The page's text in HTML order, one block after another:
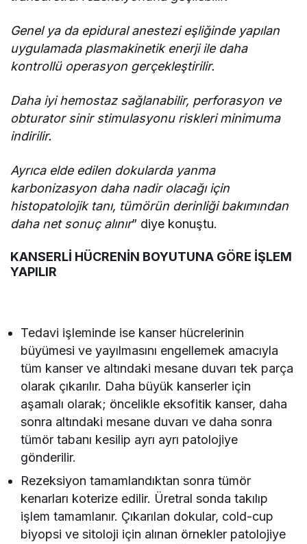
Genel ya da epidural anestezi eşliğinde yapılan
uygulamada plasmakinetik enerji ile daha
kontrollü operasyon gerçekleştirilir.
Daha iyi hemostaz sağlanabilir, perforasyon ve
obturator sinir stimulasyonu riskleri minimuma
indirilir.
Ayrıca elde edilen dokularda yanma
karbonizasyon daha nadir olacağı için
histopatolojik tanı, tümörün derinliği bakımından
daha net sonuç alınır” diye konuştu.
KANSERLİ HÜCRENİN BOYUTUNA GÖRE İŞLEM
YAPILIR
Tedavi işleminde ise kanser hücrelerinin
büyümesi ve yayılmasını engellemek amacıyla
tüm kanser ve altındaki mesane duvarı tek parça
olarak çıkarılır. Daha büyük kanserler için
aşamalı olarak; öncelikle eksofitik kanser, daha
sonra altındaki mesane duvarı ve daha sonra
tümör tabanı kesilip ayrı ayrı patolojiye
gönderilir.
Rezeksiyon tamamlandıktan sonra tümör
kenarları koterize edilir. Üretral sonda takılıp
işlem tamamlanır. Çıkarılan dokular, cold-cup
biyopsi ve sitoloji için alınan örnekler patolojiye